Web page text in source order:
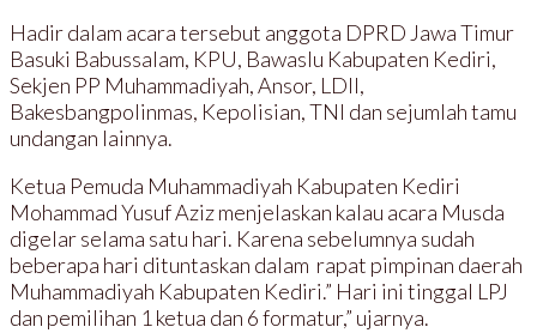
Hadir dalam acara tersebut anggota DPRD Jawa Timur
Basuki Babussalam, KPU, Bawaslu Kabupaten Kediri,
Sekjen PP Muhammadiyah, Ansor, LDII,
Bakesbangpolinmas, Kepolisian, TNI dan sejumlah tamu
undangan lainnya.
Ketua Pemuda Muhammadiyah Kabupaten Kediri
Mohammad Yusuf Aziz menjelaskan kalau acara Musda
digelar selama satu hari. Karena sebelumnya sudah
beberapa hari dituntaskan dalam rapat pimpinan daerah
Muhammadiyah Kabupaten Kediri.” Hari ini tinggal LPJ
dan pemilihan 1 ketua dan 6 formatur,” ujarnya.